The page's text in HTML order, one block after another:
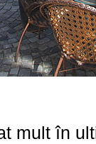
mult în